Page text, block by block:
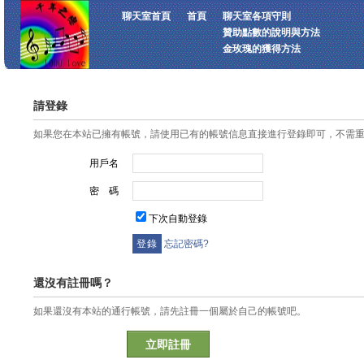
聊天室首頁 首頁
聊天室各項守則
贊助點數的說明與方法
金玫瑰的獲得方法
請登錄
如果您在本站已擁有帳號，請使用已有的帳號信息直接進行登錄即可，不需
用戶名
密 碼
下次自動登錄
忘記密碼?
還沒有註冊嗎？
如果還沒有本站的通行帳號，請先註冊一個屬於自己的帳號吧。
立即註冊